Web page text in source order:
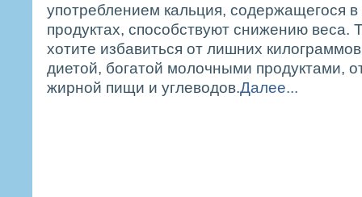
употреблением кальция, содержащегося
продуктах, способствуют снижению веса.
хотите избавиться от лишних
диетой, богатой молочными продуктами,
жирной пищи и углеводов.Далее...